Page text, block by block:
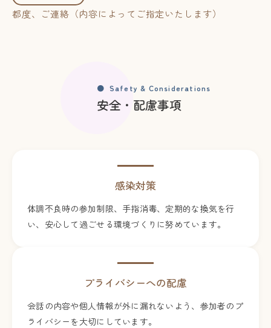
都度、ご連絡（内容によってご指定いたします）
Safety & Considerations
安全・配慮事項
感染対策
体調不良時の参加制限、手指消毒、定期的な換気を行
い、安心して過ごせる環境づくりに努めています。
プライバシーへの配慮
会話の内容や個人情報が外に漏れないよう、参加者のプ
ライバシーを大切にしています。